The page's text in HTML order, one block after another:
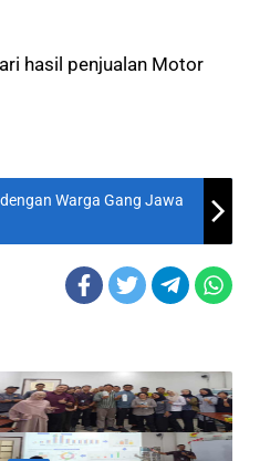
hasil penjualan Motor
Warga Gang Jawa